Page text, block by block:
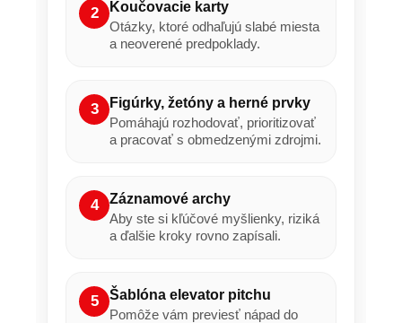
2 Koučovacie karty
Otázky, ktoré odhaľujú slabé miesta
a neoverené predpoklady.
3 Figúrky, žetóny a herné prvky
Pomáhajú rozhodovať, prioritizovať
a pracovať s obmedzenými zdrojmi.
4 Záznamové archy
Aby ste si kľúčové myšlienky, riziká
a ďalšie kroky rovno zapísali.
5 Šablóna elevator pitchu
Pomôže vám previesť nápad do